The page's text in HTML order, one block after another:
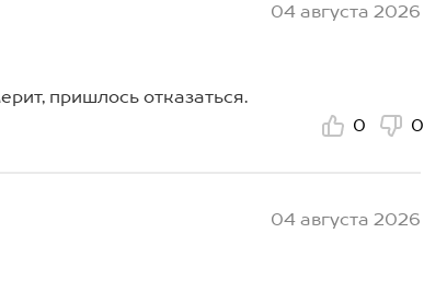
04 августа 2026
пришлось отказаться.
0
0
04 августа 2026